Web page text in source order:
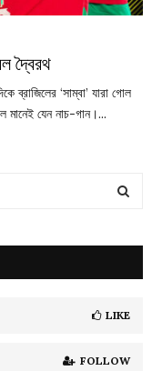
দ্বৈরথ
‘সাম্বা’ যারা গোল
মানেই যেন নাচ-গান।...
LIKE
FOLLOW